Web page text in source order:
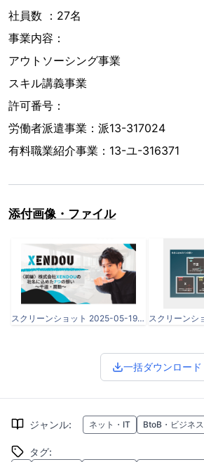
社員数 ：27名
事業内容：
アウトソーシング事業
スキル講義事業
許可番号：
労働者派遣事業：派13-317024
有料職業紹介事業：13-ユ-316371
添付画像・ファイル
スクリーンショット 2025-05-19 23.16.23.png
一括ダウンロード
ジャンル: ネット・IT BtoB・ビジネス
タグ: